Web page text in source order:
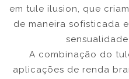
em tule ilusion, que
de maneira sofisticada
A combinação do
aplicações de renda